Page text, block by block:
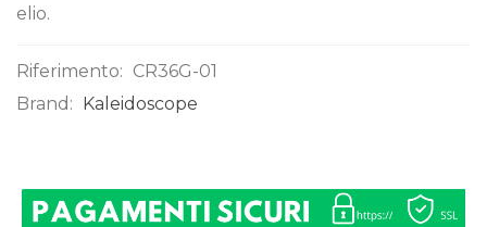
elio.
Riferimento: CR36G-01
Brand:
Kaleidoscope